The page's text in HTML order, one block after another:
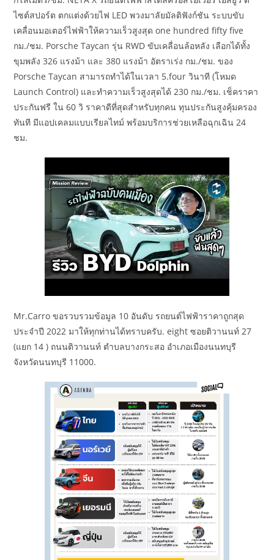
ไซต์สปอร์ต ตกแต่งด้วยไฟ LED พวงมาลัยมัลติฟังก์ชัน ระบบขับ
เคลื่อนมอเตอร์ไฟฟ้าให้ความเร็วสูงสุด one hundred fifty five
กม./ชม. Porsche Taycan รุ่น RWD ขับเคลื่อนล้อหลัง เลือกได้ทั้ง
ขุมพลัง 326 แรงม้า และ 380 แรงม้า อัตราเร่ง กม./ชม. ของ
Porsche Taycan สามารถทำได้ในเวลา 5.four วินาที (โหมด
Launch Control) และทำความเร็วสูงสุดได้ 230 กม./ชม. เช็คราคา
ประกันฟรี ใน 60 วิ ราคาดีที่สุดสำหรับทุกคน ทุนประกันสูงคุ้มครอง
ทันที มีแอปเคลมแบบเรียลไทม์ พร้อมบริการช่วยเหลือฉุกเฉิน 24
ชม.
Mr.Carro ขอรวบรวมข้อมูล 10 อันดับ รถยนต์ไฟฟ้าราคาถูกสุด
ประจำปี 2022 มาให้ทุกท่านได้ทราบครับ. eight ซอยติวานนท์ 27
(แยก 14 ) ถนนติวานนท์ ตำบลบางกระสอ อำเภอเมืองนนทบุรี
จังหวัดนนทบุรี 11000.